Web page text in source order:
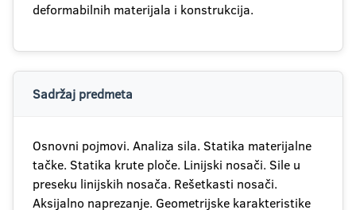
deformabilnih materijala i konstrukcija.
Sadržaj predmeta
Osnovni pojmovi. Analiza sila. Statika materijalne
tačke. Statika krute ploče. Linijski nosači. Sile u
preseku linijskih nosača. Rešetkasti nosači.
Aksijalno naprezanje. Geometrijske karakteristike